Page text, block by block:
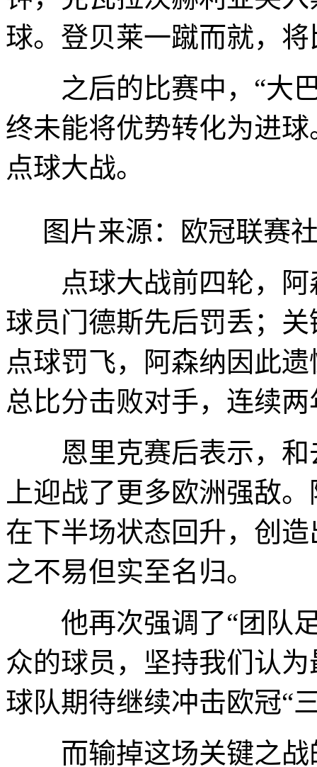
球。登贝莱一蹴而就，
之后的比赛中，“大巴
终未能将优势转化为进
点球大战。
图片来源：欧冠联赛
点球大战前四轮，阿
球员门德斯先后罚丢；
点球罚飞，阿森纳因此
总比分击败对手，连续
恩里克赛后表示，和
上迎战了更多欧洲强敌
在下半场状态回升，创
之不易但实至名归。
他再次强调了“团队足
众的球员，坚持我们认
球队期待继续冲击欧冠“
而输掉这场关键之战